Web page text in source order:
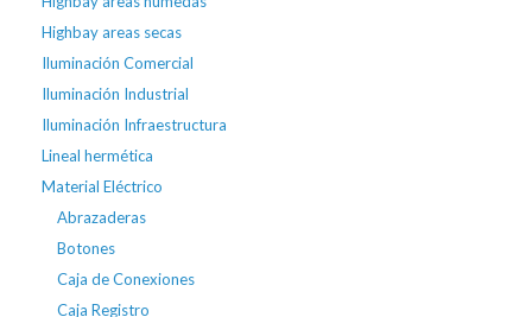
Highbay areas secas
Iluminación Comercial
Iluminación Industrial
Iluminación Infraestructura
Lineal hermética
Material Eléctrico
Abrazaderas
Botones
Caja de Conexiones
Caja Registro